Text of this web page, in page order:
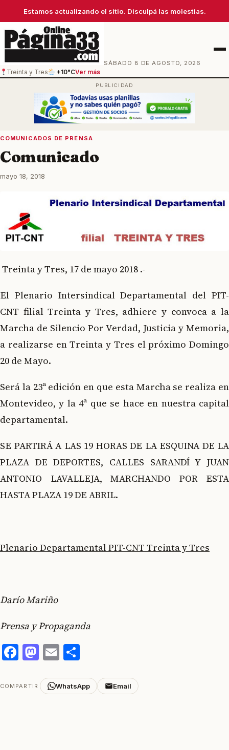
Estamos actualizando el sitio. Disculpá las molestias.
SÁBADO 8 DE AGOSTO, 2026
Treinta y Tres
+10°CVer más
Menú
COMUNICADOS DE PRENSA
Comunicado
mayo 18, 2018
Treinta y Tres, 17 de mayo 2018 .-
El Plenario Intersindical Departamental del PIT-
CNT filial Treinta y Tres, adhiere y convoca a la
Marcha de Silencio Por Verdad, Justicia y Memoria,
a realizarse en Treinta y Tres el próximo Domingo
20 de Mayo.
Será la 23ª edición en que esta Marcha se realiza en
Montevideo, y la 4ª que se hace en nuestra capital
departamental.
SE PARTIRÁ A LAS 19 HORAS DE LA ESQUINA DE LA
PLAZA DE DEPORTES, CALLES SARANDÍ Y JUAN
ANTONIO LAVALLEJA, MARCHANDO POR ESTA
HASTA PLAZA 19 DE ABRIL.
Plenario Departamental PIT-CNT Treinta y Tres
Darío Mariño
Prensa y Propaganda
Facebook
Mastodon
Email
COMPARTIR WhatsApp Email